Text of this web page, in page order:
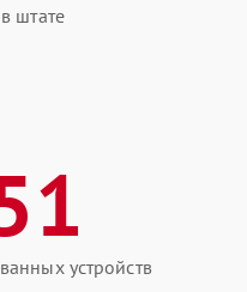
штате
устройств